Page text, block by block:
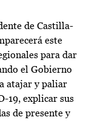
de Castilla-
este
para dar
el Gobierno
atajar y paliar
19, explicar sus
de presente y